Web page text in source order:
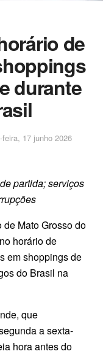
de
durante
17 junho 2026
partida; serviços
Mato Grosso do
horário de
em shoppings de
do Brasil na
que
a sexta-
hora antes do